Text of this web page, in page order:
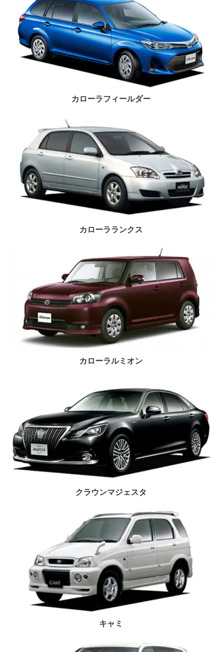
カローラフィールダー
カローラランクス
カローラルミオン
クラウンマジェスタ
キャミ